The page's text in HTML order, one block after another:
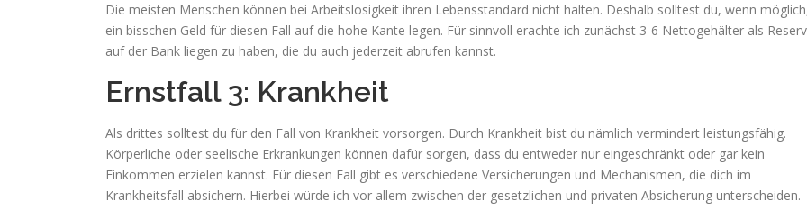
Die meisten Menschen können bei Arbeitslosigkeit ihren Lebensstandard nicht halten. Deshalb solltest du, wenn
ein bisschen Geld für diesen Fall auf die hohe Kante legen. Für sinnvoll erachte ich zunächst 3-6 Nettogehälter als
auf der Bank liegen zu haben, die du auch jederzeit abrufen kannst.
Ernstfall 3: Krankheit
Als drittes solltest du für den Fall von Krankheit vorsorgen. Durch Krankheit bist du nämlich vermindert leistungsfähig.
Körperliche oder seelische Erkrankungen können dafür sorgen, dass du entweder nur eingeschränkt oder gar kein
Einkommen erzielen kannst. Für diesen Fall gibt es verschiedene Versicherungen und Mechanismen, die dich im
Krankheitsfall absichern. Hierbei würde ich vor allem zwischen der gesetzlichen und privaten Absicherung unterscheiden.